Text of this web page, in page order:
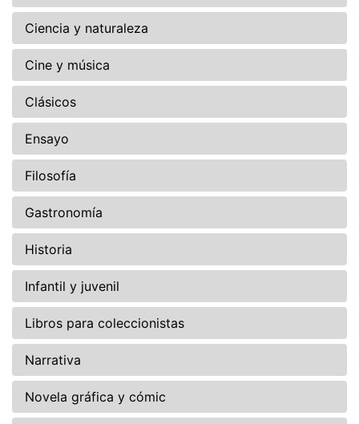
Ciencia y naturaleza
Cine y música
Clásicos
Ensayo
Filosofía
Gastronomía
Historia
Infantil y juvenil
Libros para coleccionistas
Narrativa
Novela gráfica y cómic